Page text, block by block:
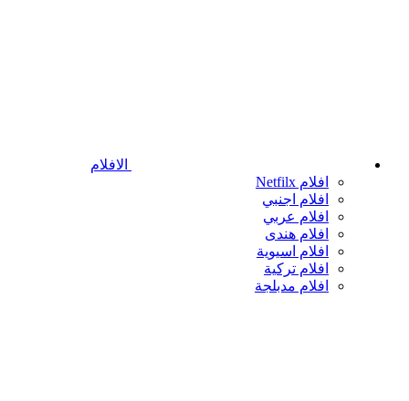
الافلام
افلام Netfilx
افلام اجنبي
افلام عربي
افلام هندى
افلام اسيوية
افلام تركية
افلام مدبلجة